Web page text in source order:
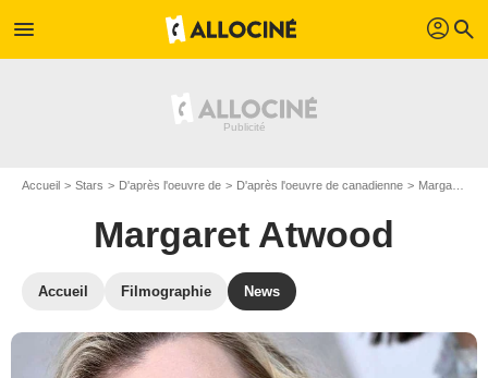
menu profil search
Accueil Stars D'après l'oeuvre de D'après l'oeuvre de canadienne Margaret Atwood
Margaret Atwood
Accueil Filmographie News